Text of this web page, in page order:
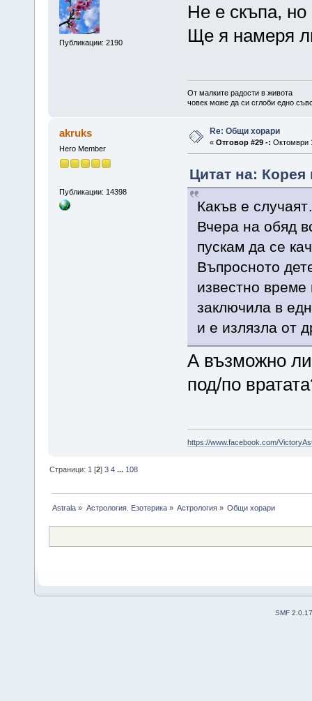
Публикации: 2190
Не е скъпа, но
Ще я намеря
От малките радости в живота
човек може да си сглоби едно
akruks
Hero Member
Публикации: 14398
Re: Общи хорари
« Отговор #29 -: Октомври
Цитат на:
Какъв е
Вчера на обяд
пускам да се
Въпросното
известно
заключила в
и е излязла от
А възможно
под/по
https://www.facebook.com/
Страници: 1 [2]3 4 ... 108
Astrala » Астрология. Езотерика» Астрология» Общи хорари
SMF 2.0.17